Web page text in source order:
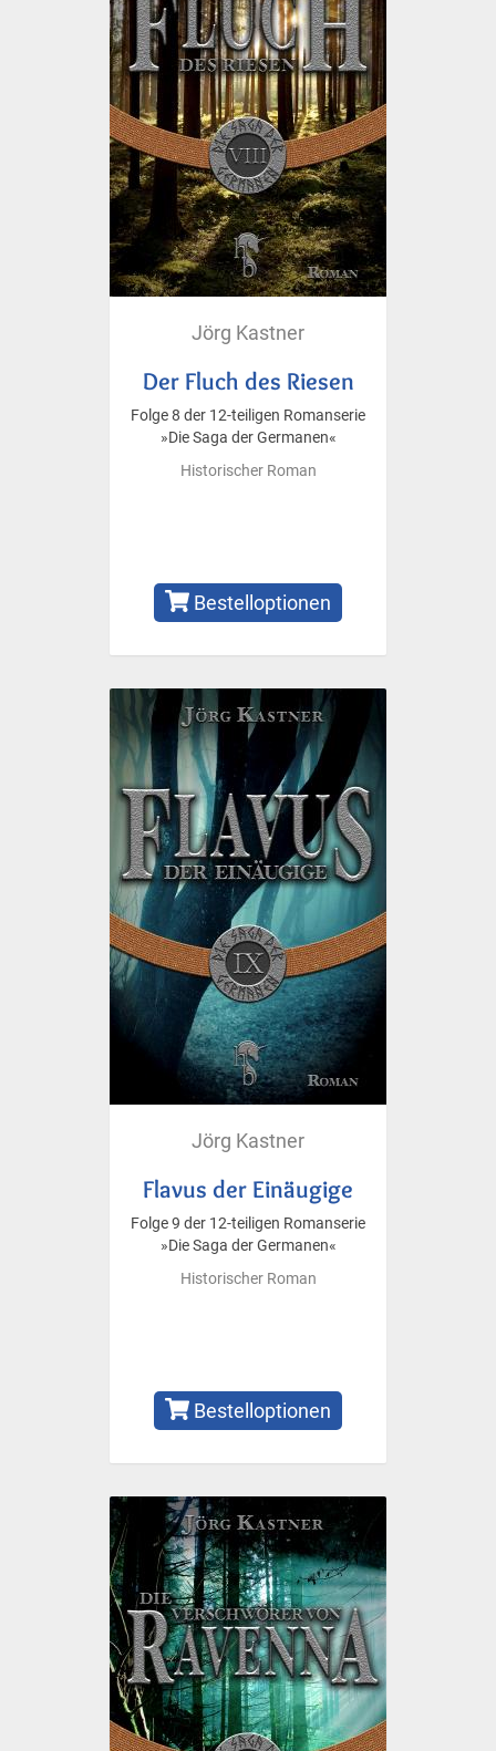
Jörg Kastner
Der Fluch des Riesen
Folge 8 der 12-teiligen Romanserie
»Die Saga der Germanen«
Historischer Roman
Bestelloptionen
Jörg Kastner
Flavus der Einäugige
Folge 9 der 12-teiligen Romanserie
»Die Saga der Germanen«
Historischer Roman
Bestelloptionen